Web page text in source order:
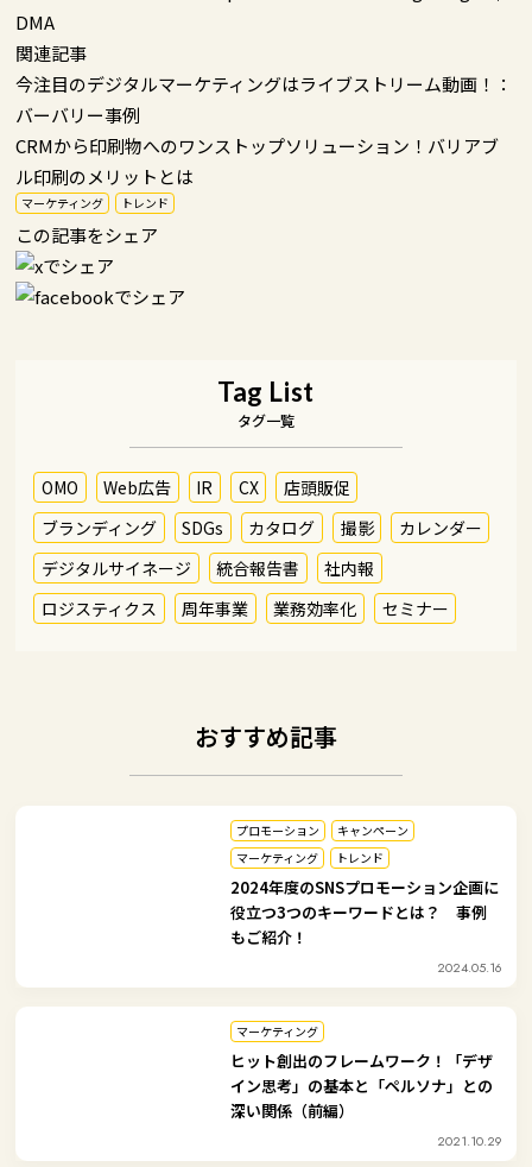
DMA
関連記事
今注目のデジタルマーケティングはライブストリーム動画！：
バーバリー事例
CRMから印刷物へのワンストップソリューション！バリアブ
ル印刷のメリットとは
マーケティング トレンド
この記事をシェア
Tag List
タグ一覧
OMO Web広告 IR CX
店頭販促
ブランディング
SDGs カタログ 撮影
カレンダー
デジタルサイネージ
統合報告書
社内報
ロジスティクス
周年事業 業務効率化 セミナー
おすすめ記事
プロモーション
キャンペーン
マーケティング
トレンド
2024年度のSNSプロモーション企画に
役立つ3つのキーワードとは？ 事例
もご紹介！
2024.05.16
マーケティング
ヒット創出のフレームワーク！「デザ
イン思考」の基本と「ペルソナ」との
深い関係（前編）
2021.10.29